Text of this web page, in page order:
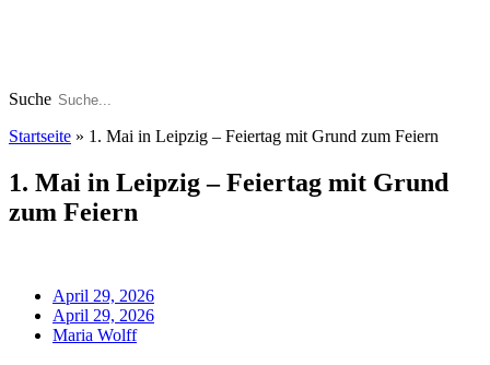
Suche
Startseite » 1. Mai in Leipzig – Feiertag mit Grund zum Feiern
1. Mai in Leipzig – Feiertag mit Grund
zum Feiern
April 29, 2026
April 29, 2026
Maria Wolff